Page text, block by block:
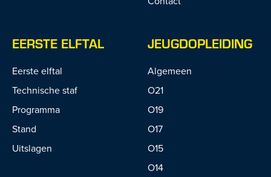
EERSTE ELFTAL
Eerste elftal
Technische staf
Programma
Stand
Uitslagen
JEUGDOPLEIDING
Algemeen
O21
O19
O17
O15
O14